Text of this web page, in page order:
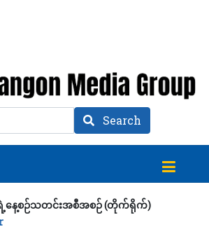
Search
ရဲ့နေ့စဉ်သတင်းအစီအစဉ် (တိုက်ရိုက်)